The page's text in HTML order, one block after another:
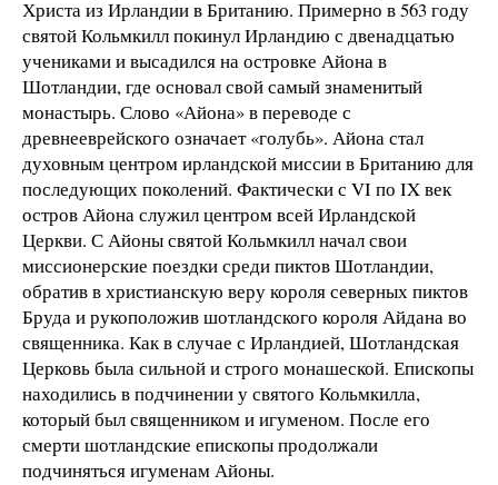
Христа из Ирландии в Британию. Примерно в 563 году
святой Кольмкилл покинул Ирландию с двенадцатью
учениками и высадился на островке Айона в
Шотландии, где основал свой самый знаменитый
монастырь. Слово «Айона» в переводе с
древнееврейского означает «голубь». Айона стал
духовным центром ирландской миссии в Британию для
последующих поколений. Фактически с VI по IX век
остров Айона служил центром всей Ирландской
Церкви. С Айоны святой Кольмкилл начал свои
миссионерские поездки среди пиктов Шотландии,
обратив в христианскую веру короля северных пиктов
Бруда и рукоположив шотландского короля Айдана во
священника. Как в случае с Ирландией, Шотландская
Церковь была сильной и строго монашеской. Епископы
находились в подчинении у святого Кольмкилла,
который был священником и игуменом. После его
смерти шотландские епископы продолжали
подчиняться игуменам Айоны.